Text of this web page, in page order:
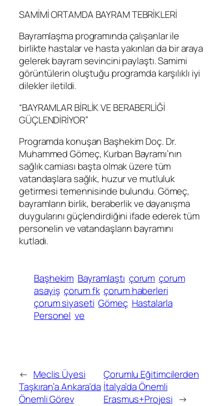
SAMİMİ ORTAMDA BAYRAM TEBRİKLERİ
Bayramlaşma programında çalışanlar ile
birlikte hastalar ve hasta yakınları da bir araya
gelerek bayram sevincini paylaştı. Samimi
görüntülerin oluştuğu programda karşılıklı iyi
dilekler iletildi.
“BAYRAMLAR BİRLİK VE BERABERLİĞİ
GÜÇLENDİRİYOR”
Programda konuşan Başhekim Doç. Dr.
Muhammed Gömeç, Kurban Bayramı’nın
sağlık camiası başta olmak üzere tüm
vatandaşlara sağlık, huzur ve mutluluk
getirmesi temennisinde bulundu. Gömeç,
bayramların birlik, beraberlik ve dayanışma
duygularını güçlendirdiğini ifade ederek tüm
personelin ve vatandaşların bayramını
kutladı.
Başhekim Bayramlaştı çorum çorum
asayiş çorum fk çorum haberleri
çorum siyaseti Gömeç Hastalarla
Personel ve
← Meclis Üyesi
Taşkıran’a Ankara’da
Önemli Görev
Çorumlu Eğitimcilerden
İtalya’da Önemli
Erasmus+Projesi →